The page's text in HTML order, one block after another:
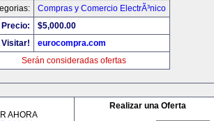
Compras y Comercio ElectrÃ³nico
Precio:
$5,000.00
Visitar!
eurocompra.com
Serán consideradas ofertas
AHORA
Realizar una Oferta